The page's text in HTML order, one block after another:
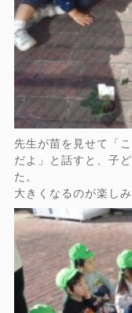
先生が苗を見せて「
だよ」と話すと、子
た。
大きくなるのが楽し